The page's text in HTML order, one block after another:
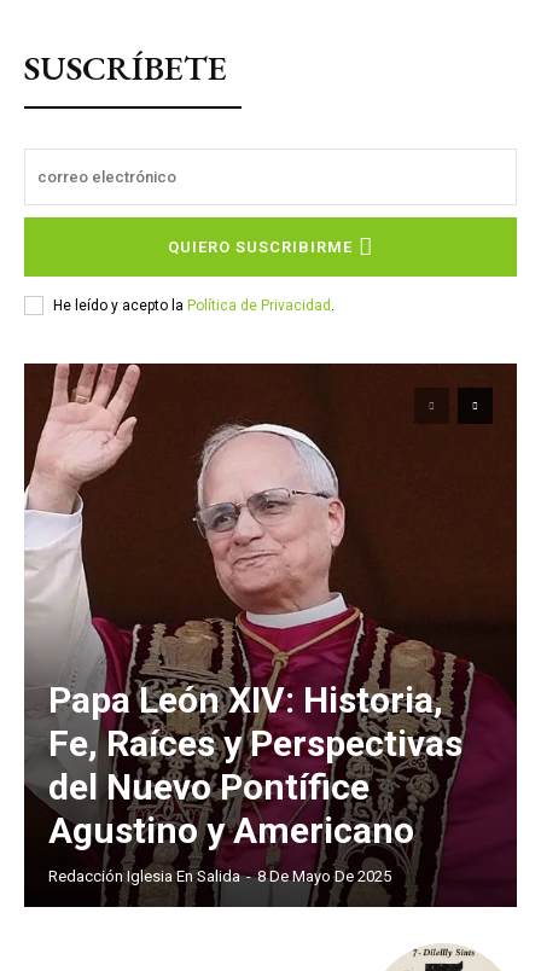
SUSCRÍBETE
QUIERO SUSCRIBIRME
He leído y acepto la Política de Privacidad
Papa León XIV: Historia,
Fe, Raíces y Perspectivas
del Nuevo Pontífice
Agustino y Americano
Redacción Iglesia En Salida - 8 De Mayo De 2025